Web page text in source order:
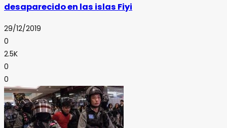
desaparecido en las islas Fiyi
29/12/2019
0
2.5K
0
0